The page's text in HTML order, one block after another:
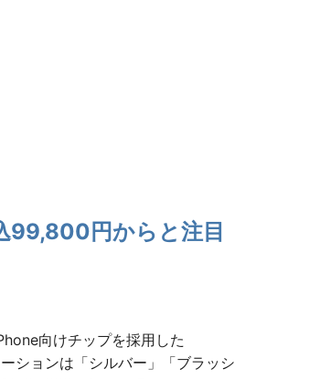
円からと注目
向けチップを採用した
ションは「シルバー」「ブラッシ